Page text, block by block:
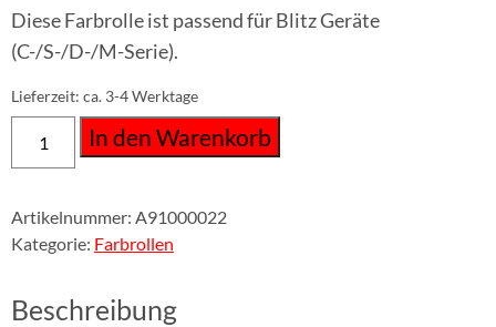
Diese Farbrolle ist passend für Blitz Geräte
(C-/S-/D-/M-Serie).
Lieferzeit: ca. 3-4 Werktage
In den Warenkorb
Artikelnummer: A91000022
Kategorie: Farbrollen
Beschreibung